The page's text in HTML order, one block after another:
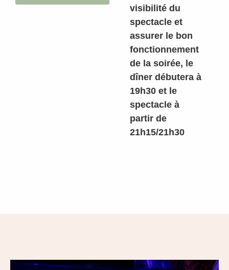
visibilité du
spectacle et
assurer le bon
fonctionnement
de la soirée, le
dîner débutera à
19h30 et le
spectacle à
partir de
21h15/21h30